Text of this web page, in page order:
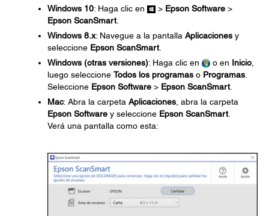
Windows 10: Haga clic en > Epson Software >
Epson ScanSmart.
Windows 8.x: Navegue a la pantalla Aplicaciones y
seleccione Epson ScanSmart.
Windows (otras versiones): Haga clic en o en Inicio
luego seleccione Todos los programas o Programas
Seleccione Epson Software > Epson ScanSmart.
Mac: Abra la carpeta Aplicaciones , abra la carpeta
Epson Software y seleccione Epson ScanSmart.
Verá una pantalla como esta: